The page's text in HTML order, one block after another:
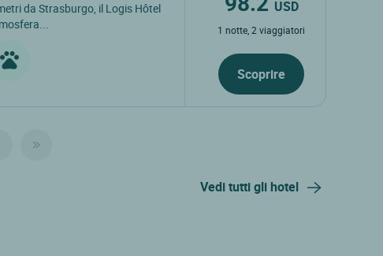
da Strasburgo, il Logis Hôtel
USD
1 notte, 2 viaggiatori
Scoprire
Vedi tutti gli hotel